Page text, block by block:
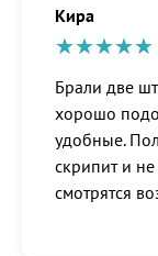
Кира
Брали две
хорошо
удобные.
скрипит и
смотрятся